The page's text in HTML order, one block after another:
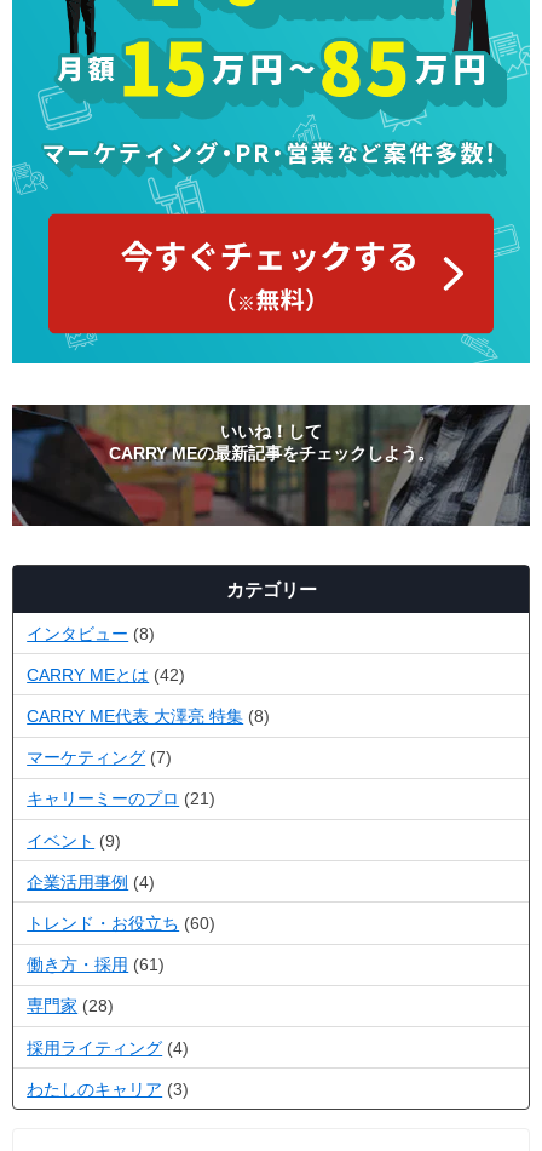
いいね！して
CARRY MEの最新記事をチェックしよう。
カテゴリー
インタビュー (8)
CARRY MEとは (42)
CARRY ME代表 大澤亮 特集 (8)
マーケティング (7)
キャリーミーのプロ (21)
イベント (9)
企業活用事例 (4)
トレンド・お役立ち (60)
働き方・採用 (61)
専門家 (28)
採用ライティング (4)
わたしのキャリア (3)